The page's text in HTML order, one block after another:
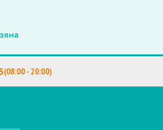
(08:00 - 20:00)